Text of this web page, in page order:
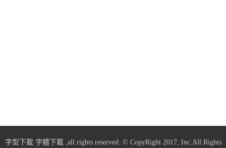
字型下載 字體下載,all rights reserved. © CopyRight 2017, Inc.All Rights